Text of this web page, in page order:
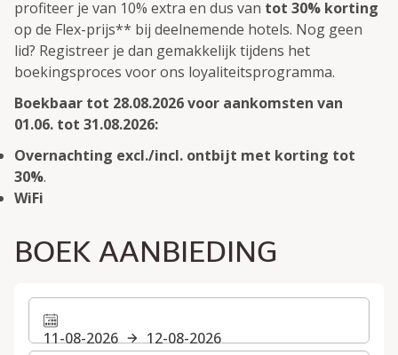
profiteer je van 10% extra en dus van tot 30% korting
op de Flex-prijs** bij deelnemende hotels. Nog geen
lid? Registreer je dan gemakkelijk tijdens het
boekingsproces voor ons loyaliteitsprogramma.
Boekbaar tot 28.08.2026 voor aankomsten van
01.06. tot 31.08.2026:
Overnachting excl./incl. ontbijt met korting tot
30%.
WiFi
BOEK AANBIEDING
11-08-2026
12-08-2026